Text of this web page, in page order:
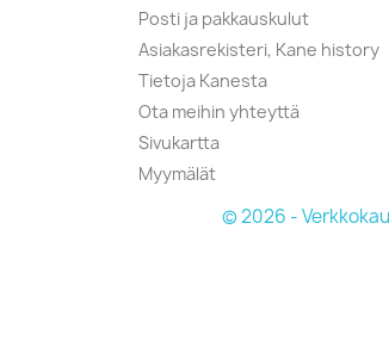
Posti ja pakkauskulut
Asiakasrekisteri, Kane history
Tietoja Kanesta
Ota meihin yhteyttä
Sivukartta
Myymälät
© 2026 -